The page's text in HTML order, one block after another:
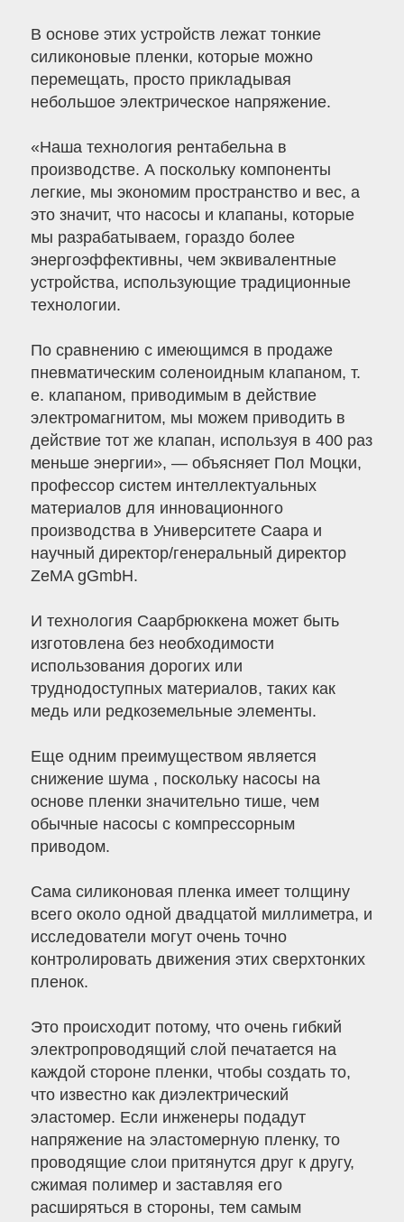
В основе этих устройств лежат тонкие
силиконовые пленки, которые можно
перемещать, просто прикладывая
небольшое электрическое напряжение.
«Наша технология рентабельна в
производстве. А поскольку компоненты
легкие, мы экономим пространство и вес, а
это значит, что насосы и клапаны, которые
мы разрабатываем, гораздо более
энергоэффективны, чем эквивалентные
устройства, использующие традиционные
технологии.
По сравнению с имеющимся в продаже
пневматическим соленоидным клапаном, т.
е. клапаном, приводимым в действие
электромагнитом, мы можем приводить в
действие тот же клапан, используя в 400 раз
меньше энергии», — объясняет Пол Моцки,
профессор систем интеллектуальных
материалов для инновационного
производства в Университете Саара и
научный директор/генеральный директор
ZeMA gGmbH.
И технология Саарбрюккена может быть
изготовлена ​​без необходимости
использования дорогих или
труднодоступных материалов, таких как
медь или редкоземельные элементы.
Еще одним преимуществом является
снижение шума , поскольку насосы на
основе пленки значительно тише, чем
обычные насосы с компрессорным
приводом.
Сама силиконовая пленка имеет толщину
всего около одной двадцатой миллиметра, и
исследователи могут очень точно
контролировать движения этих сверхтонких
пленок.
Это происходит потому, что очень гибкий
электропроводящий слой печатается на
каждой стороне пленки, чтобы создать то,
что известно как диэлектрический
эластомер. Если инженеры подадут
напряжение на эластомерную пленку, то
проводящие слои притянутся друг к другу,
сжимая полимер и заставляя его
расширяться в стороны, тем самым